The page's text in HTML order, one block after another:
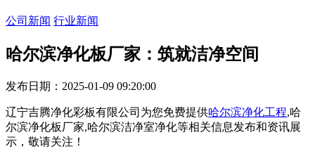
公司新闻 行业新闻
哈尔滨净化板厂家：筑就洁净空间
发布日期：2025-01-09 09:20:00
辽宁吉腾净化彩板有限公司为您免费提供哈尔滨净化工程,哈
尔滨净化板厂家,哈尔滨洁净室净化等相关信息发布和资讯展
示，敬请关注！